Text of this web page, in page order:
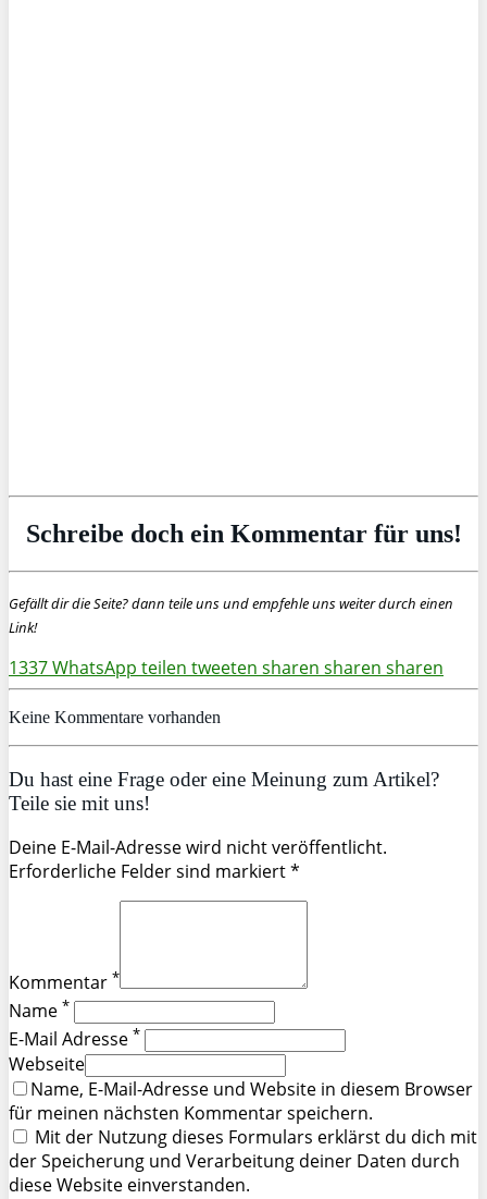
Schreibe doch ein Kommentar für uns!
Gefällt dir die Seite? dann teile uns und empfehle uns weiter durch einen
Link!
1337WhatsApp teilen tweeten sharen sharen sharen
Keine Kommentare vorhanden
Du hast eine Frage oder eine Meinung zum Artikel?
Teile sie mit uns!
Deine E-Mail-Adresse wird nicht veröffentlicht.
Erforderliche Felder sind markiert *
Kommentar *
Name *
E-Mail Adresse *
Webseite
Name, E-Mail-Adresse und Website in diesem Browser
für meinen nächsten Kommentar speichern.
Mit der Nutzung dieses Formulars erklärst du dich mit
der Speicherung und Verarbeitung deiner Daten durch
diese Website einverstanden.